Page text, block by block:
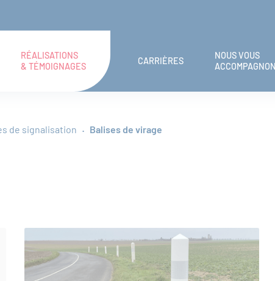
RÉALISATIONS
& TÉMOIGNAGES
CARRIÈRES
NOUS VOUS
de signalisation Balises de virage